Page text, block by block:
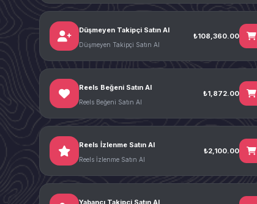
Düşmeyen Takipçi Satın Al
Düşmeyen Takipçi Satın Al
₺108,360.00
Reels Beğeni Satın Al
Reels Beğeni Satın Al
₺1,872.00
Reels İzlenme Satın Al
Reels İzlenme Satın Al
₺2,100.00